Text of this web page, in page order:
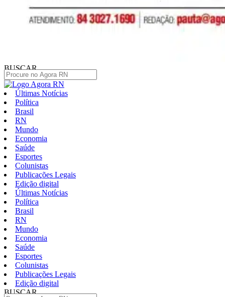
BUSCAR
Últimas Notícias
Política
Brasil
RN
Mundo
Economia
Saúde
Esportes
Colunistas
Publicações Legais
Edição digital
Últimas Notícias
Política
Brasil
RN
Mundo
Economia
Saúde
Esportes
Colunistas
Publicações Legais
Edição digital
BUSCAR